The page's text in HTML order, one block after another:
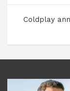
Coldplay